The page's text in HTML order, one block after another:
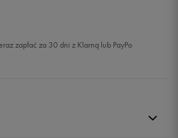
zapłać za 30 dni z Klarną lub PayPo